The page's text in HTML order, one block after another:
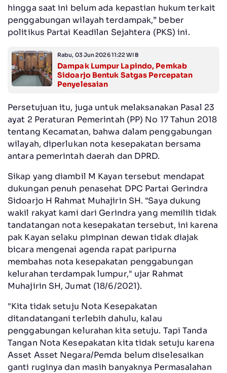
hingga saat ini belum ada kepastian hukum terkait
penggabungan wilayah terdampak,” beber
politikus Partai Keadilan Sejahtera (PKS) ini.
Rabu, 03 Jun 2026 11:22 WIB
Dampak Lumpur Lapindo, Pemkab
Sidoarjo Bentuk Satgas Percepatan
Penyelesaian
Persetujuan itu, juga untuk melaksanakan Pasal 23
ayat 2 Peraturan Pemerintah (PP) No 17 Tahun 2018
tentang Kecamatan, bahwa dalam penggabungan
wilayah, diperlukan nota kesepakatan bersama
antara pemerintah daerah dan DPRD.
Sikap yang diambil M Kayan tersebut mendapat
dukungan penuh penasehat DPC Partai Gerindra
Sidoarjo H Rahmat Muhajirin SH. "Saya dukung
wakil rakyat kami dari Gerindra yang memilih tidak
tandatangan nota kesepakatan tersebut, ini karena
pak Kayan selaku pimpinan dewan tidak diajak
bicara mengenai agenda rapat paripurna
membahas nota kesepakatan penggabungan
kelurahan terdampak lumpur," ujar Rahmat
Muhajirin SH, Jumat (18/6/2021).
"Kita tidak setuju Nota Kesepakatan
ditandatangani terlebih dahulu, kalau
penggabungan kelurahan kita setuju. Tapi Tanda
Tangan Nota Kesepakatan kita tidak setuju karena
Asset Asset Negara/Pemda belum diselesaikan
ganti ruginya dan masih banyaknya Permasalahan